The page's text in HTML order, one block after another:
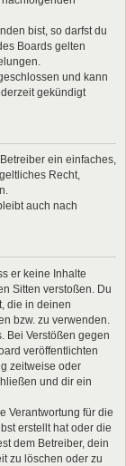
bist, so darfst du
Boards gelten
und kann
gekündigt
ein einfaches,
Recht,
auch nach
er keine Inhalte
Sitten verstoßen. Du
die in deinen
bzw. zu verwenden.
Bei Verstößen gegen
veröffentlichten
zeitweise oder
und dir ein
Verantwortung für die
erstellt hat oder die
dem Betreiber, dein
zu löschen oder zu